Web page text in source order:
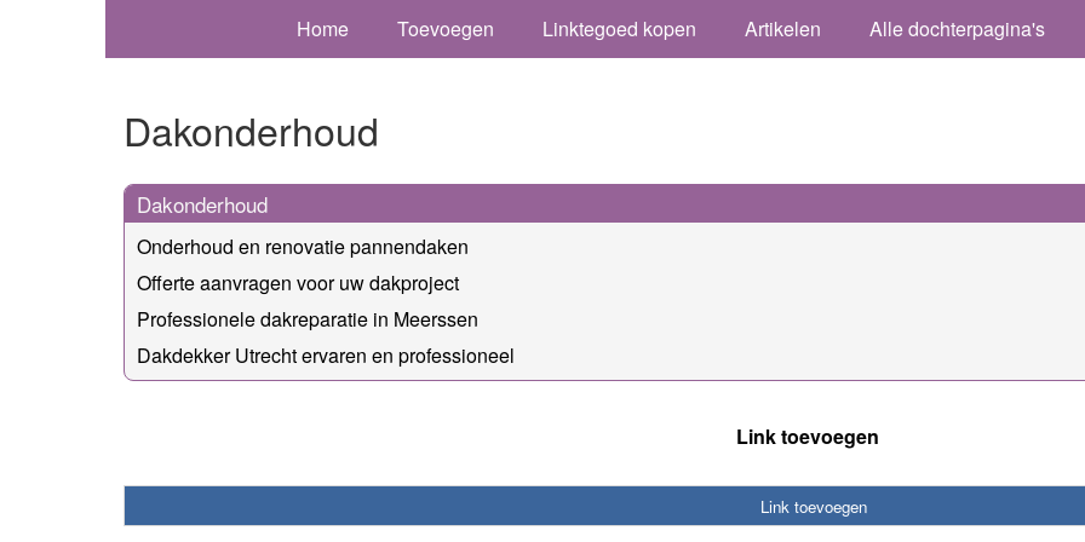
Home Toevoegen Linktegoed kopen Artikelen Alle dochterpagina's
Dakonderhoud
Dakonderhoud
Onderhoud en renovatie pannendaken
Offerte aanvragen voor uw dakproject
Professionele dakreparatie in Meerssen
Dakdekker Utrecht ervaren en professioneel
Link toevoegen
Link toevoegen